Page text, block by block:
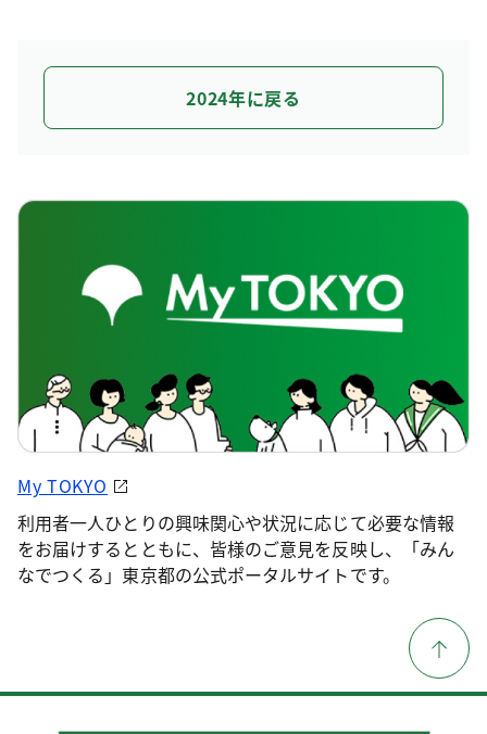
2024年に戻る
My TOKYO
利用者一人ひとりの興味関心や状況に応じて必要な情報
をお届けするとともに、皆様のご意見を反映し、「みん
なでつくる」東京都の公式ポータルサイトです。